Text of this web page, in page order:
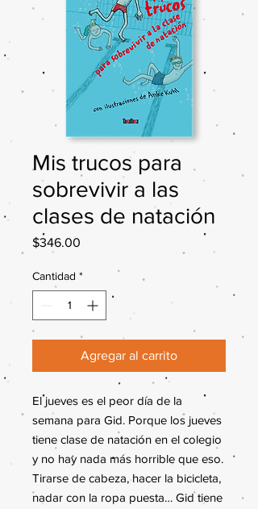
Mis trucos para
sobrevivir a las
clases de natación
$346.00
Cantidad *
Agregar al carrito
El jueves es el peor día de la
semana para Gid. Porque los jueves
tiene clase de natación en el colegio
y no hay nada más horrible que eso.
Tirarse de cabeza, hacer la bicicleta,
nadar con la ropa puesta… Gid tiene